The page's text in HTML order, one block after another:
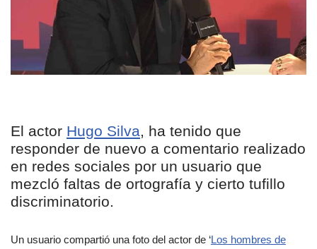
El actor Hugo Silva, ha tenido que
responder de nuevo a comentario realizado
en redes sociales por un usuario que
mezcló faltas de ortografía y cierto tufillo
discriminatorio.
Un usuario compartió una foto del actor de ‘Los hombres de